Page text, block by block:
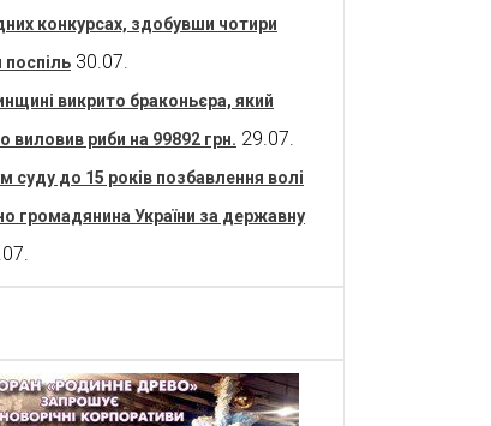
конкурсах, здобувши чотири
30.07.
викрито браконьєра, який
виловив риби на 99892 грн. 29.07.
суду до 15 років позбавлення волі
громадянина України за державну